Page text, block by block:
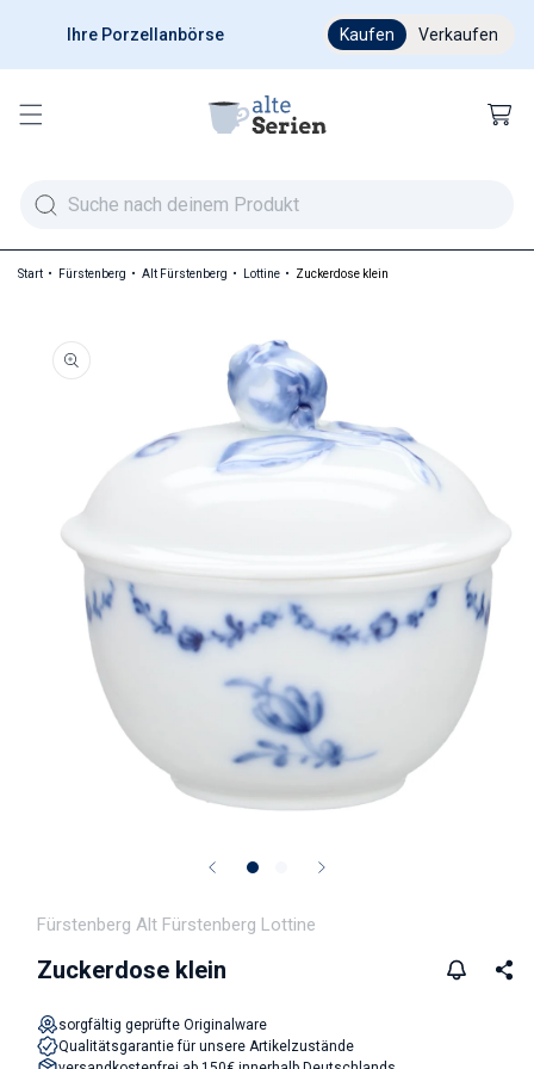
Ihre Porzellanbörse Ab 200 €
Kaufen Verkaufen
Start Fürstenberg Alt Fürstenberg Lottine Zuckerdose klein
Fürstenberg Alt Fürstenberg Lottine
Zuckerdose klein
sorgfältig geprüfte Originalware
Qualitätsgarantie für unsere Artikelzustände